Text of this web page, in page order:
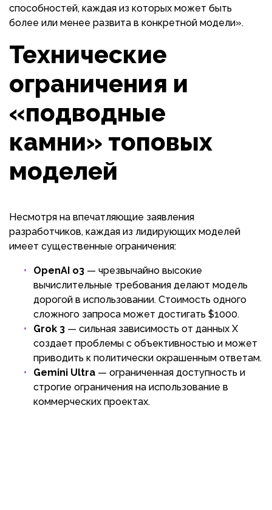
способностей, каждая из которых может быть
более или менее развита в конкретной модели».
Технические
ограничения и
«подводные
камни» топовых
моделей
Несмотря на впечатляющие заявления
разработчиков, каждая из лидирующих моделей
имеет существенные ограничения:
OpenAI o3 — чрезвычайно высокие
вычислительные требования делают модель
дорогой в использовании. Стоимость одного
сложного запроса может достигать $1000.
Grok 3 — сильная зависимость от данных X
создает проблемы с объективностью и может
приводить к политически окрашенным ответам.
Gemini Ultra — ограниченная доступность и
строгие ограничения на использование в
коммерческих проектах.